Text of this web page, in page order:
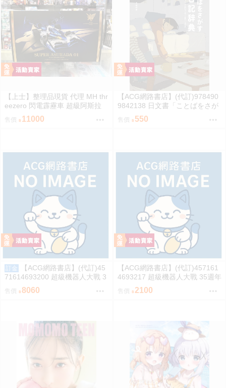
【上士】整理品現貨 代理 MH thr
eezero 閃電霹靂車 超級阿斯拉
完全變形 無壓克力盒 請詳閱內文
售價 11000
【ACG網路書店】(代訂)978490
9842138 日文書「ことばをさが
す絵日記辞典」YUEISHA DICTI
ONARY
售價 550
訂金
【ACG網路書店】(代訂)45
71614693200 超級機器人大戰 3
5週年紀念 JAM Project 主題歌完
整專輯 完全生產限定盤
8060
【ACG網路書店】(代訂)457161
4693217 超級機器人大戰 35週年
紀念 JAM Project 主題歌完整專
輯 通常盤
2100